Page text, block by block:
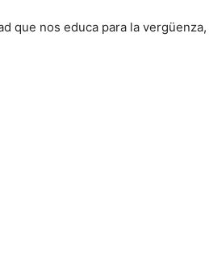
que nos educa para la vergüenza,